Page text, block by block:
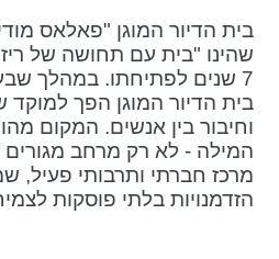
בית הדיור המוגן "פאלאס
שהינו "בית עם תחושה של
7 שנים לפתיחתו. במהלך
בית הדיור המוגן הפך למוקד
וחיבור בין אנשים. המקום
המילה - לא רק מרחב מגורים
מרכז חברתי ותרבותי פעיל,
הזדמנויות בלתי פוסקות